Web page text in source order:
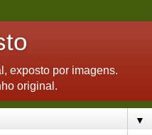
exposto por imagens.
original.
▼